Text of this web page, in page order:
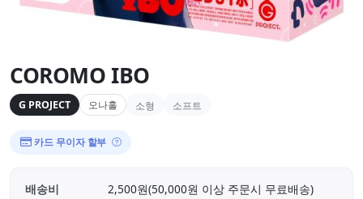
COROMO IBO
G PROJECT 오나홀 소형 소프트
카드 무이자 할부
배송비
2,500원(50,000원 이상 주문시 무료배송)